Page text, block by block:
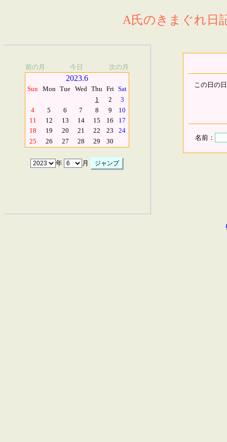
A氏のきまぐれ日
前の月 今日 次の月
2023.6
Sun Mon Tue Wed Thu Fri Sat
1
2
3
4
5 6 7 8 9
10
11
12 13 14 15 16
17
18
19 20 21 22 23
24
25
26 27 28 29 30
年 月
この日の
名前：